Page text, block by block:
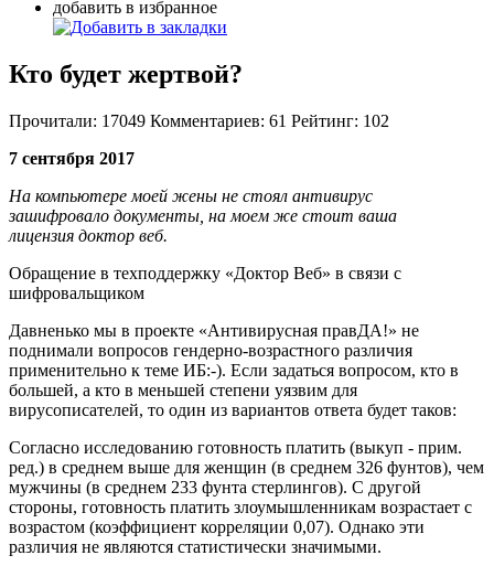
добавить в избранное
Кто будет жертвой?
Прочитали: 17049 Комментариев: 61 Рейтинг: 102
7 сентября 2017
На компьютере моей жены не стоял антивирус
зашифровало документы, на моем же стоит ваша
лицензия доктор веб.
Обращение в техподдержку «Доктор Веб» в связи с
шифровальщиком
Давненько мы в проекте «Антивирусная правДА!» не
поднимали вопросов гендерно-возрастного различия
применительно к теме ИБ:-). Если задаться вопросом, кто в
большей, а кто в меньшей степени уязвим для
вирусописателей, то один из вариантов ответа будет таков:
Согласно исследованию готовность платить (выкуп - прим.
ред.) в среднем выше для женщин (в среднем 326 фунтов), чем
мужчины (в среднем 233 фунта стерлингов). С другой
стороны, готовность платить злоумышленникам возрастает с
возрастом (коэффициент корреляции 0,07). Однако эти
различия не являются статистически значимыми.